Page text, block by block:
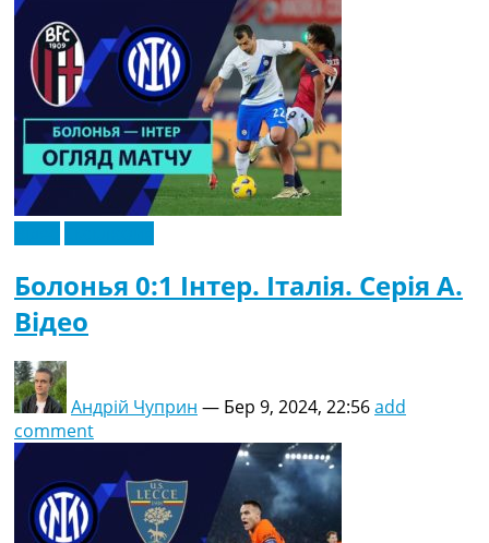
Болонья 0:1 Інтер. Італія. Серія A.
Відео
Андрій Чуприн — Бер 9, 2024, 22:56add
comment